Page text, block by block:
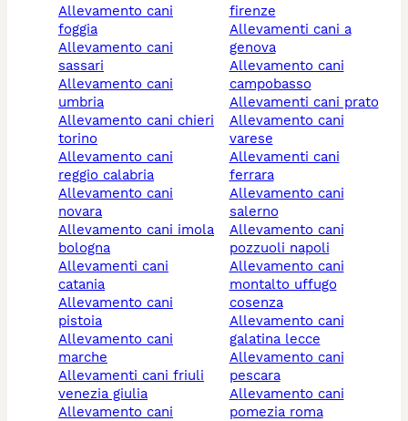
allevamento cani
foggia
allevamento cani
sassari
allevamento cani
umbria
allevamento cani chieri
torino
allevamento cani
reggio calabria
allevamento cani
novara
allevamento cani imola
bologna
allevamenti cani
catania
allevamento cani
pistoia
allevamento cani
marche
allevamenti cani friuli
venezia giulia
allevamento cani
firenze
allevamenti cani a
genova
allevamento cani
campobasso
allevamenti cani prato
allevamento cani
varese
allevamenti cani
ferrara
allevamento cani
salerno
allevamento cani
pozzuoli napoli
allevamento cani
montalto uffugo
cosenza
allevamento cani
galatina lecce
allevamento cani
pescara
allevamento cani
pomezia roma